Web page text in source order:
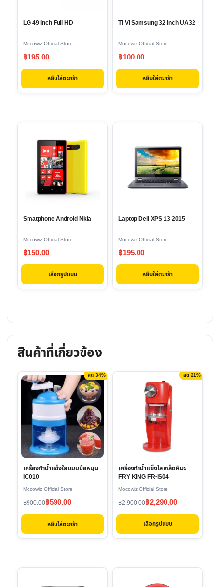
LG 49 inch Full HD
Mocowiz Official Store
฿195.00
หยิบใส่ตะกร้า
Ti Vi Samsung 32 Inch UA32
Mocowiz Official Store
฿100.00
หยิบใส่ตะกร้า
Smatphone Android Nkia
Mocowiz Official Store
฿150.00
เลือกรูปแบบ
product
multiple
variants.
may
chosen
on
product
Laptop Dell XPS 13 2015
Mocowiz Official Store
฿195.00
หยิบใส่ตะกร้า
สินค้าที่เกี่ยวข้อง
ลด 34%
เครื่องทำน้ำแข็งใสแบบมือหมุน
IC010
Mocowiz Official Store
฿900.00
Original
price
฿900.00.
฿590.00
Current
price
฿590.00.
หยิบใส่ตะกร้า
ลด 21%
เครื่องทำน้ำแข็งใสเกล็ดหิมะ
FRY KING FR-IS04
Mocowiz Official Store
฿2,900.00
Original
price
฿2,900.00.
฿2,290.00
Current
price
฿2,290.00.
เลือกรูปแบบ
may
on
the
product